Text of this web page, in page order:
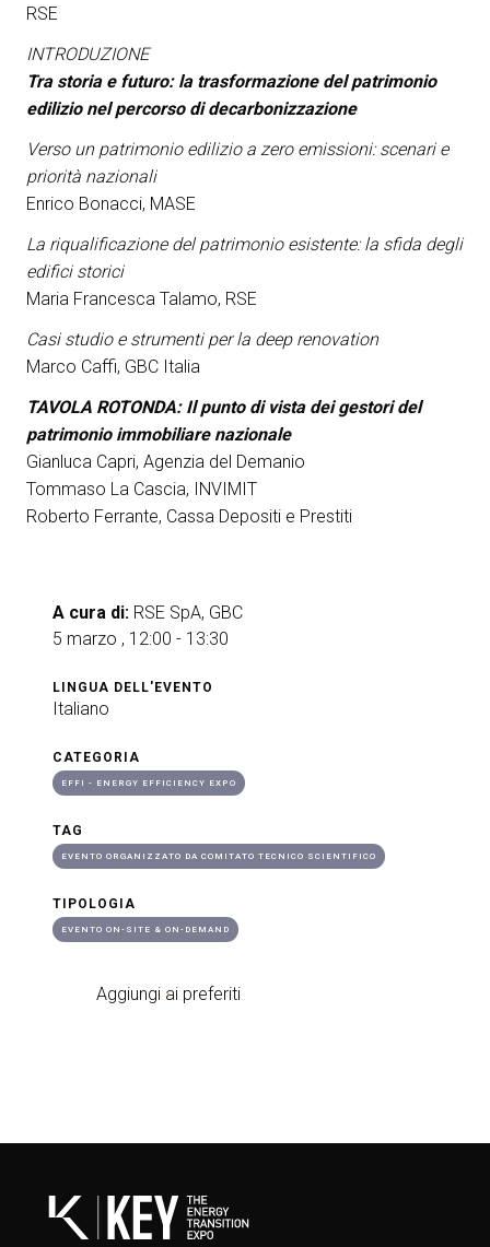
RSE
INTRODUZIONE
Tra storia e futuro: la trasformazione del patrimonio
edilizio nel percorso di decarbonizzazione
Verso un patrimonio edilizio a zero emissioni: scenari e
priorità nazionali
Enrico Bonacci, MASE
La riqualificazione del patrimonio esistente: la sfida degli
edifici storici
Maria Francesca Talamo, RSE
Casi studio e strumenti per la deep renovation
Marco Caffi, GBC Italia
TAVOLA ROTONDA: Il punto di vista dei gestori del
patrimonio immobiliare nazionale
Gianluca Capri, Agenzia del Demanio
Tommaso La Cascia, INVIMIT
Roberto Ferrante, Cassa Depositi e Prestiti
A cura di: RSE SpA, GBC
5 marzo , 12:00 - 13:30
LINGUA DELL'EVENTO
Italiano
CATEGORIA
EFFI - ENERGY EFFICIENCY EXPO
TAG
EVENTO ORGANIZZATO DA COMITATO TECNICO SCIENTIFICO
TIPOLOGIA
EVENTO ON-SITE & ON-DEMAND
Aggiungi ai preferiti